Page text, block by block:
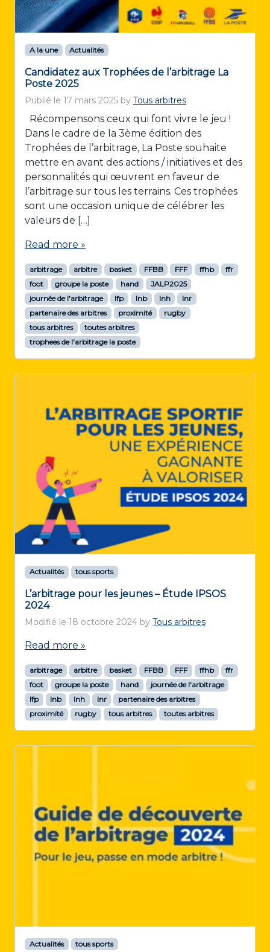
A la une Actualités
Candidatez aux Trophées de l’arbitrage La
Poste 2025
Publié le 17 mars 2025 by Tous arbitres
Récompensons ceux qui font vivre le jeu !
Dans le cadre de la 3ème édition des
Trophées de l’arbitrage, La Poste souhaite
mettre en avant des actions / initiatives et des
personnalités qui œuvrent en faveur de
l’arbitrage sur tous les terrains. Ces trophées
sont une occasion unique de célébrer les
valeurs de […]
Read more »
arbitrage arbitre basket FFBB FFF ffhb
ffr
foot
groupe la poste hand
JALP2025
journée de l'arbitrage
lfp lnb lnh
lnr
partenaire des arbitres
proximité
rugby
tous arbitres
toutes arbitres
trophees de l'arbitrage la poste
Actualités tous sports
L’arbitrage pour les jeunes – Étude IPSOS
2024
Modifié le 18 octobre 2024 by Tous arbitres
Read more »
arbitrage arbitre basket FFBB FFF ffhb
ffr
foot
groupe la poste hand
journée de l'arbitrage
lfp
lnb lnh lnr
partenaire des arbitres
proximité
rugby tous arbitres toutes arbitres
Actualités tous sports